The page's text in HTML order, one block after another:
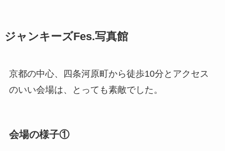
ジャンキーズFes.写真館
京都の中心、四条河原町から徒歩10分とアクセス
のいい会場は、とっても素敵でした。
会場の様子①